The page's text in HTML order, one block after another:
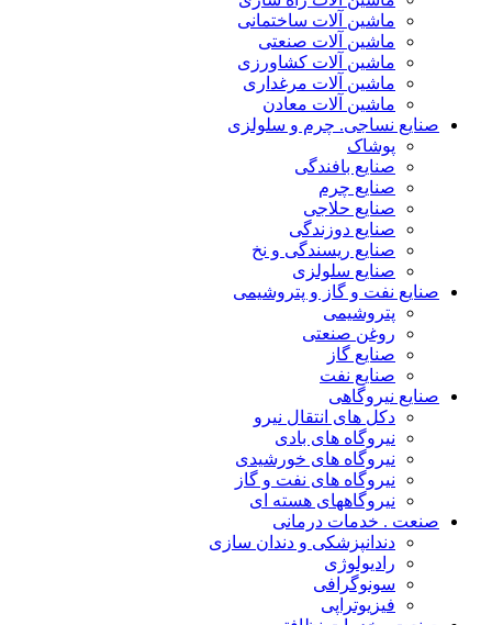
ماشین آلات ساختمانی
ماشین آلات صنعتی
ماشین آلات کشاورزی
ماشین آلات مرغداری
ماشین آلات معادن
صنایع نساجی. چرم و سلولزی
پوشاک
صنایع بافندگی
صنایع چرم
صنایع حلاجی
صنایع دوزندگی
صنایع ریسندگی و نخ
صنایع سلولزی
صنایع نفت و گاز و پتروشیمی
پتروشیمی
روغن صنعتی
صنایع گاز
صنایع نفت
صنایع نیروگاهی
دکل های انتقال نیرو
نیروگاه های بادی
نیروگاه های خورشیدی
نیروگاه های نفت و گاز
نیروگاههای هسته ای
صنعت . خدمات درمانی
دندانپزشکی و دندان سازی
رادیولوژی
سونوگرافی
فیزیوتراپی